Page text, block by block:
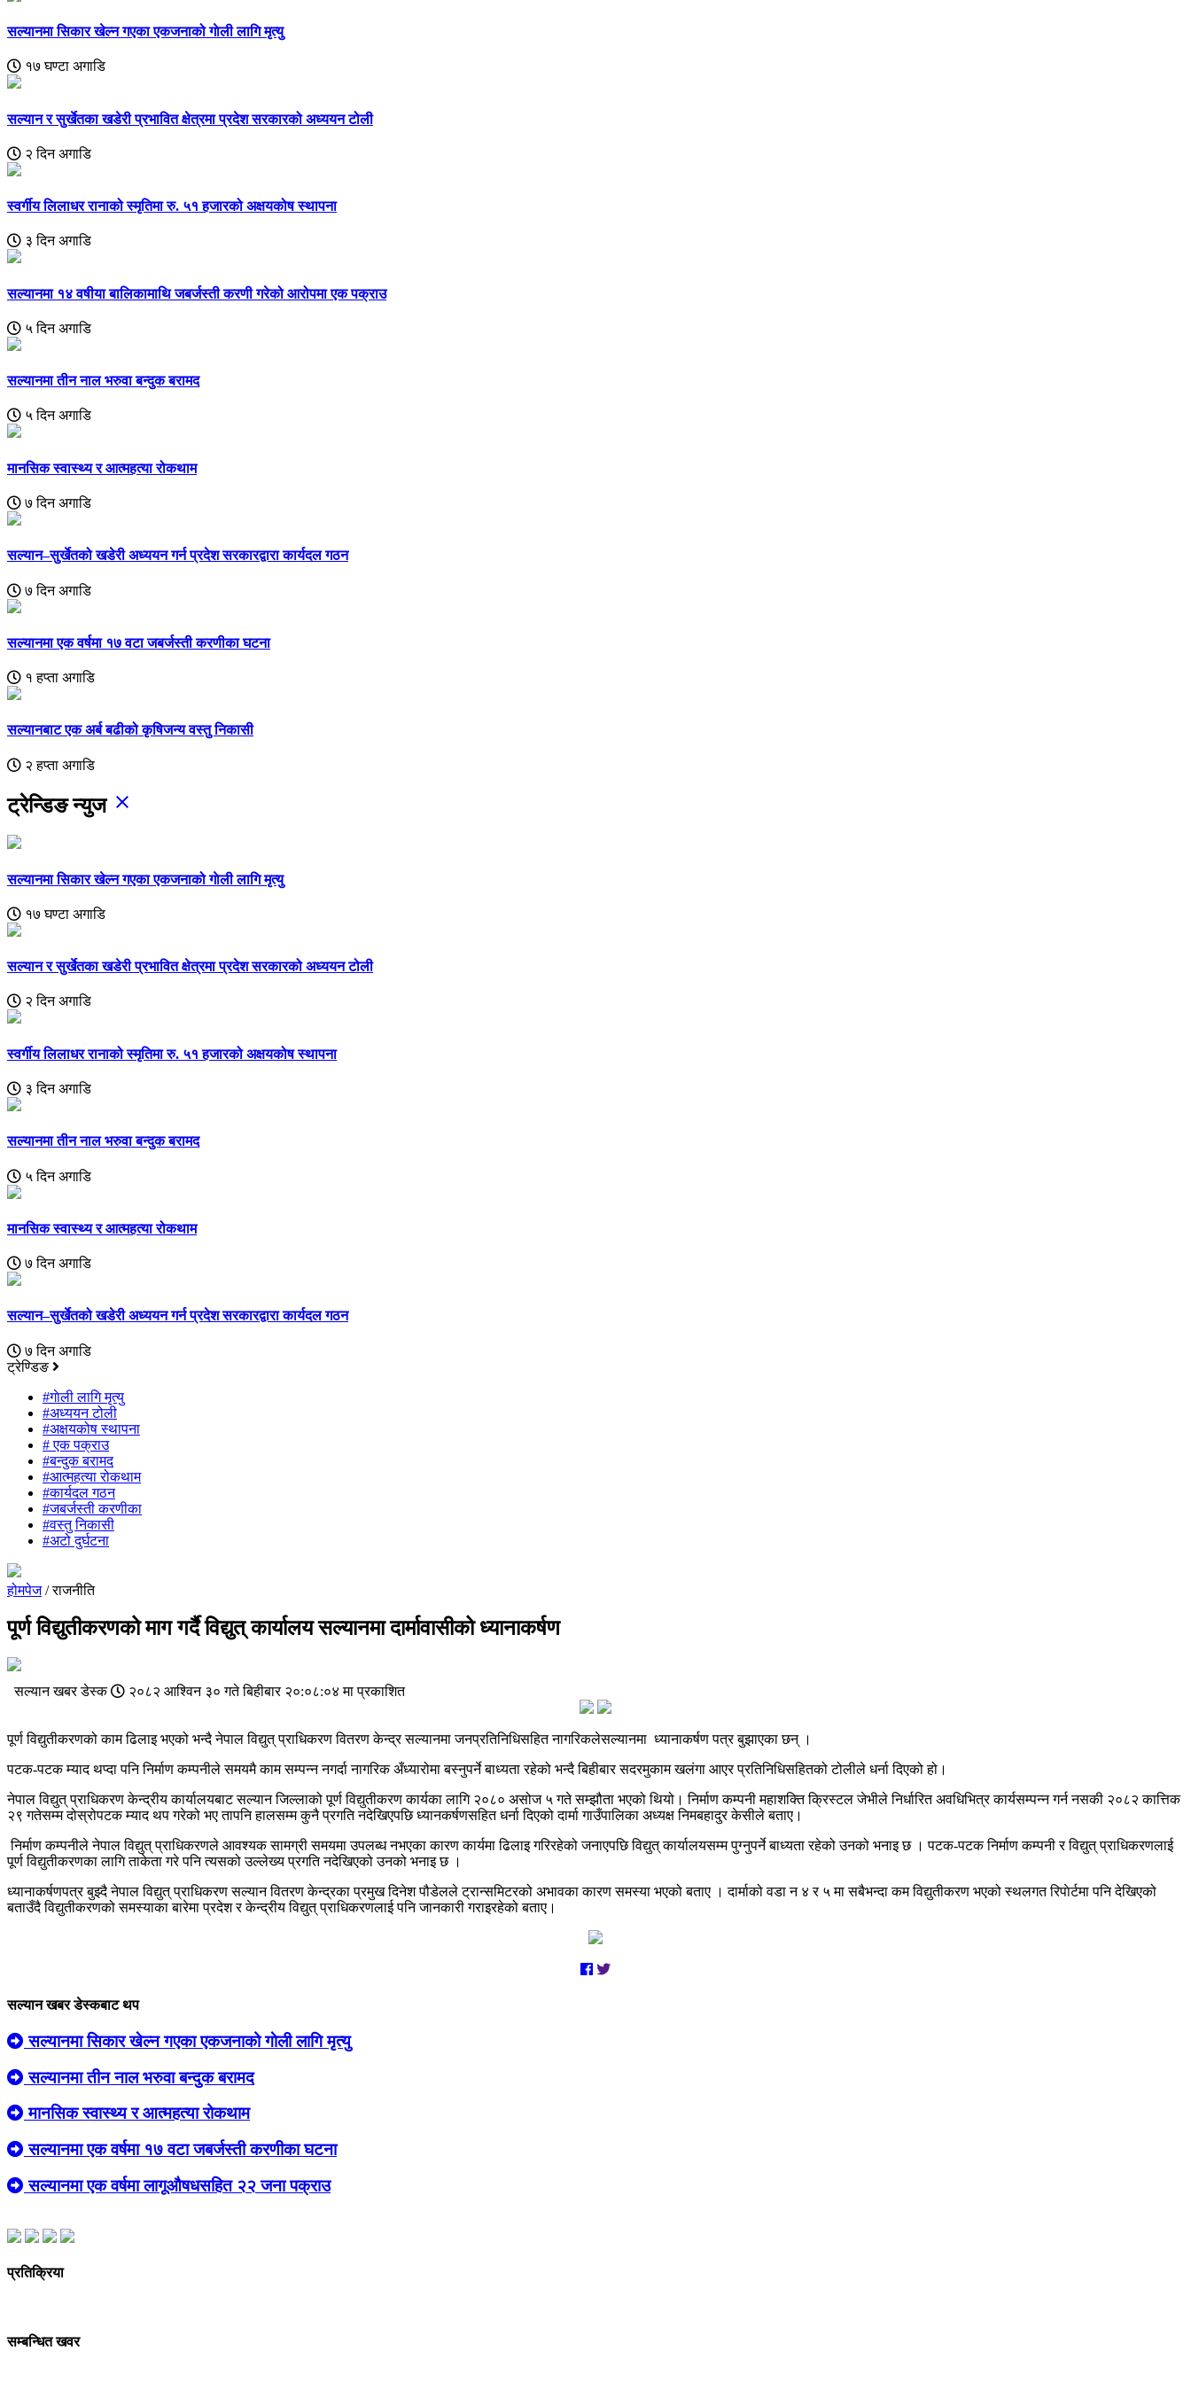
सल्यानमा सिकार खेल्न गएका एकजनाको गाेली लागि मृत्यु
१७ घण्टा अगाडि
सल्यान र सुर्खेतका खडेरी प्रभावित क्षेत्रमा प्रदेश सरकारको अध्ययन टोली
२ दिन अगाडि
स्वर्गीय लिलाधर रानाको स्मृतिमा रु. ५१ हजारको अक्षयकोष स्थापना
३ दिन अगाडि
सल्यानमा १४ वषीया बालिकामाथि जबर्जस्ती करणी गरेको आरोपमा एक पक्राउ
५ दिन अगाडि
सल्यानमा तीन नाल भरुवा बन्दुक बरामद
५ दिन अगाडि
मानसिक स्वास्थ्य र आत्महत्या रोकथाम
७ दिन अगाडि
सल्यान–सुर्खेतको खडेरी अध्ययन गर्न प्रदेश सरकारद्वारा कार्यदल गठन
७ दिन अगाडि
सल्यानमा एक वर्षमा १७ वटा जबर्जस्ती करणीका घटना
१ हप्ता अगाडि
सल्यानबाट एक अर्ब बढीको कृषिजन्य वस्तु निकासी
२ हप्ता अगाडि
ट्रेन्डिङ न्युज close
सल्यानमा सिकार खेल्न गएका एकजनाको गाेली लागि मृत्यु
१७ घण्टा अगाडि
सल्यान र सुर्खेतका खडेरी प्रभावित क्षेत्रमा प्रदेश सरकारको अध्ययन टोली
२ दिन अगाडि
स्वर्गीय लिलाधर रानाको स्मृतिमा रु. ५१ हजारको अक्षयकोष स्थापना
३ दिन अगाडि
सल्यानमा तीन नाल भरुवा बन्दुक बरामद
५ दिन अगाडि
मानसिक स्वास्थ्य र आत्महत्या रोकथाम
७ दिन अगाडि
सल्यान–सुर्खेतको खडेरी अध्ययन गर्न प्रदेश सरकारद्वारा कार्यदल गठन
७ दिन अगाडि
ट्रेण्डिङ
#गाेली लागि मृत्यु
#अध्ययन टोली
#अक्षयकोष स्थापना
# एक पक्राउ
#बन्दुक बरामद
#आत्महत्या रोकथाम
#कार्यदल गठन
#जबर्जस्ती करणीका
#वस्तु निकासी
#अटो दुर्घटना
होमपेज/ राजनीति
पूर्ण विद्युतीकरणको माग गर्दै विद्युत् कार्यालय सल्यानमा दार्मावासीको ध्यानाकर्षण
सल्यान खबर डेस्क २०८२ आश्विन ३० गते बिहीबार २०:०८:०४ मा प्रकाशित
पूर्ण विद्युतीकरणको काम ढिलाइ भएको भन्दै नेपाल विद्युत् प्राधिकरण वितरण केन्द्र सल्यानमा जनप्रतिनिधिसहित नागरिकलेसल्यानमा ध्यानाकर्षण पत्र बुझाएका छन् ।
पटक-पटक म्याद थप्दा पनि निर्माण कम्पनीले समयमै काम सम्पन्न नगर्दा नागरिक अँध्यारोमा बस्नुपर्ने बाध्यता रहेको भन्दै बिहीबार सदरमुकाम खलंगा आएर प्रतिनिधिसहितको टोलीले धर्ना दिएको हो।
नेपाल विद्युत् प्राधिकरण केन्द्रीय कार्यालयबाट सल्यान जिल्लाको पूर्ण विद्युतीकरण कार्यका लागि २०८० असोज ५ गते सम्झौता भएको थियो। निर्माण कम्पनी महाशक्ति क्रिस्टल जेभीले निर्धारित अवधिभित्र कार्यसम्पन्न गर्न नसकी २०८२ कात्तिक
२९ गतेसम्म दोस्रोपटक म्याद थप गरेको भए तापनि हालसम्म कुनै प्रगति नदेखिएपछि ध्यानकर्षणसहित धर्ना दिएको दार्मा गाउँपालिका अध्यक्ष निमबहादुर केसीले बताए।
निर्माण कम्पनीले नेपाल विद्युत् प्राधिकरणले आवश्यक सामग्री समयमा उपलब्ध नभएका कारण कार्यमा ढिलाइ गरिरहेको जनाएपछि विद्युत् कार्यालयसम्म पुग्नुपर्ने बाध्यता रहेको उनको भनाइ छ । पटक-पटक निर्माण कम्पनी र विद्युत् प्राधिकरणलाई
पूर्ण विद्युतीकरणका लागि ताकेता गरे पनि त्यसको उल्लेख्य प्रगति नदेखिएको उनको भनाइ छ ।
ध्यानाकर्षणपत्र बुझ्दै नेपाल विद्युत् प्राधिकरण सल्यान वितरण केन्द्रका प्रमुख दिनेश पौडेलले ट्रान्समिटरको अभावका कारण समस्या भएको बताए । दार्माको वडा न ४ र ५ मा सबैभन्दा कम विद्युतीकरण भएको स्थलगत रिपाेर्टमा पनि देखिएको
बताउँदै विद्युतीकरणको समस्याका बारेमा प्रदेश र केन्द्रीय विद्युत् प्राधिकरणलाई पनि जानकारी गराइरहेको बताए।
सल्यान खबर डेस्कबाट थप
सल्यानमा सिकार खेल्न गएका एकजनाको गाेली लागि मृत्यु
सल्यानमा तीन नाल भरुवा बन्दुक बरामद
मानसिक स्वास्थ्य र आत्महत्या रोकथाम
सल्यानमा एक वर्षमा १७ वटा जबर्जस्ती करणीका घटना
सल्यानमा एक वर्षमा लागूऔषधसहित २२ जना पक्राउ
प्रतिक्रिया
सम्बन्धित खवर